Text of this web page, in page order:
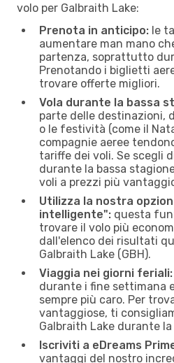
volo per Galbraith Lake:
Prenota in anticipo: le
aumentare man mano
partenza, soprattutto
Prenotando i biglietti
trovare offerte migliori.
Vola durante la bassa
parte delle destinazioni,
o le festività (come il
compagnie aeree
tariffe dei voli. Se scegli
durante la bassa
voli a prezzi più
Utilizza la nostra
intelligente": questa
trovare il volo più
dall'elenco dei risultati
Galbraith Lake (GBH).
Viaggia nei giorni feriali:
durante i fine settimana
sempre più caro. Per
vantaggiose, ti
Galbraith Lake durante
Iscriviti a eDreams
vantaggi del nostro